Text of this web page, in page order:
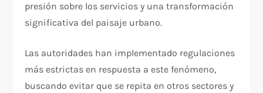
presión sobre los servicios y una transformación
significativa del paisaje urbano.
Las autoridades han implementado regulaciones
más estrictas en respuesta a este fenómeno,
buscando evitar que se repita en otros sectores y